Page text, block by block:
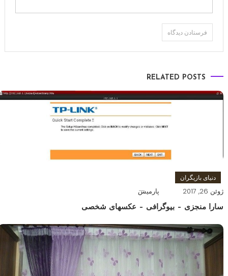
RELATED POSTS
دنیای بازیگران
ژوئن 26, 2017 پارمیس
سارا منجزی – بیوگرافی – عکسهای شخصی